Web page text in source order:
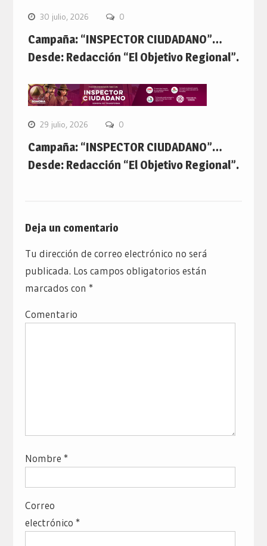
30 julio, 2026 0
Campaña: “INSPECTOR CIUDADANO”…
Desde: Redacción “El Objetivo Regional”.
29 julio, 2026 0
Campaña: “INSPECTOR CIUDADANO”…
Desde: Redacción “El Objetivo Regional”.
Deja un comentario
Tu dirección de correo electrónico no será
publicada. Los campos obligatorios están
marcados con *
Comentario
Nombre *
Correo
electrónico *